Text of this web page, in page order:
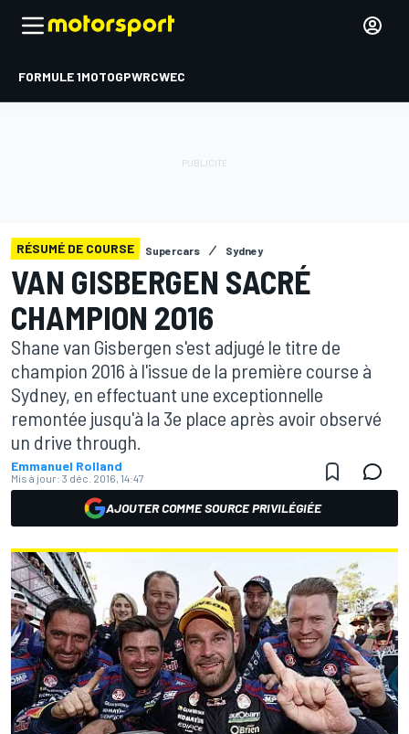
FORMULE 1MOTOGPWRCWEC
RÉSUMÉ DE COURSE Supercars Sydney
VAN GISBERGEN SACRÉ
CHAMPION 2016
Shane van Gisbergen s'est adjugé le titre de
champion 2016 à l'issue de la première course à
Sydney, en effectuant une exceptionnelle
remontée jusqu'à la 3e place après avoir observé
un drive through.
Emmanuel Rolland
Mis à jour: 3 déc. 2016, 14:47
AJOUTER COMME SOURCE PRIVILÉGIÉE